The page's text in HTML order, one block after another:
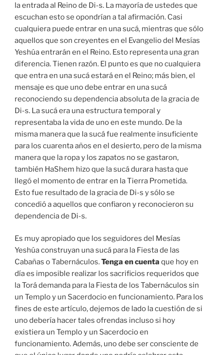
la entrada al Reino de Di-s. La mayoría de ustedes que
escuchan esto se opondrían a tal afirmación. Casi
cualquiera puede entrar en una sucá, mientras que sólo
aquellos que son creyentes en el Evangelio del Mesías
Yeshúa entrarán en el Reino. Esto representa una gran
diferencia. Tienen razón. El punto es que no cualquiera
que entra en una sucá estará en el Reino; más bien, el
mensaje es que uno debe entrar en una sucá
reconociendo su dependencia absoluta de la gracia de
Di-s. La sucá era una estructura temporal y
representaba la vida de uno en este mundo. De la
misma manera que la sucá fue realmente insuficiente
para los cuarenta años en el desierto, pero de la misma
manera que la ropa y los zapatos no se gastaron,
también HaShem hizo que la sucá durara hasta que
llegó el momento de entrar en la Tierra Prometida.
Esto fue resultado de la gracia de Di-s y sólo se
concedió a aquellos que confiaron y reconocieron su
dependencia de Di-s.
Es muy apropiado que los seguidores del Mesías
Yeshúa construyan una sucá para la Fiesta de las
Cabañas o Tabernáculos.Tenga en cuenta que hoy en
día es imposible realizar los sacrificios requeridos que
la Torá demanda para la Fiesta de los Tabernáculos sin
un Templo y un Sacerdocio en funcionamiento. Para los
fines de este artículo, dejemos de lado la cuestión de si
uno debería hacer tales ofrendas incluso si hoy
existiera un Templo y un Sacerdocio en
funcionamiento. Además, uno debe ser consciente de